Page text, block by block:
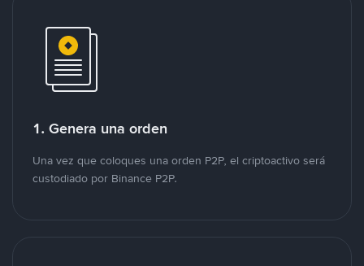
1. Genera una orden
Una vez que coloques una orden P2P, el criptoactivo será
custodiado por Binance P2P.